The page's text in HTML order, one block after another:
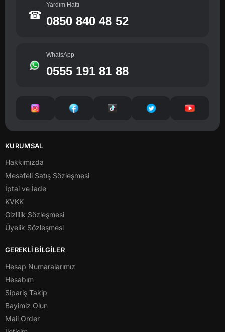
☎
Yardım Hattı
0850 840 48 52
WhatsApp
0555 191 81 88
KURUMSAL
Hakkımızda
Mesafeli Satış Sözleşmesi
İptal ve İade
KVKK
Gizlilik Sözleşmesi
Üyelik Sözleşmesi
GEREKLİ BİLGİLER
Hesap Numaralarımız
Hesabım
Sipariş Takip
Bayimiz Olun
Mail Order